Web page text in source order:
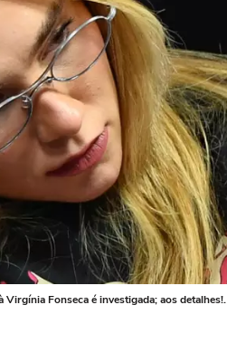
Fonseca é investigada; aos detalhes!.